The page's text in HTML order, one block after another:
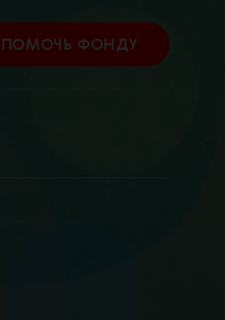
ПОМОЧЬ ФОНДУ